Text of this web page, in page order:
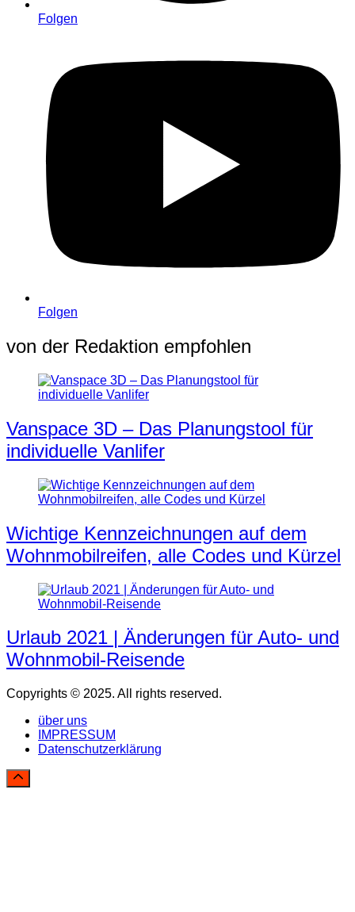
Folgen
Folgen
von der Redaktion empfohlen
Vanspace 3D – Das Planungstool für
individuelle Vanlifer
Wichtige Kennzeichnungen auf dem
Wohnmobilreifen, alle Codes und Kürzel
Urlaub 2021 | Änderungen für Auto- und
Wohnmobil-Reisende
Copyrights © 2025. All rights reserved.
über uns
IMPRESSUM
Datenschutzerklärung